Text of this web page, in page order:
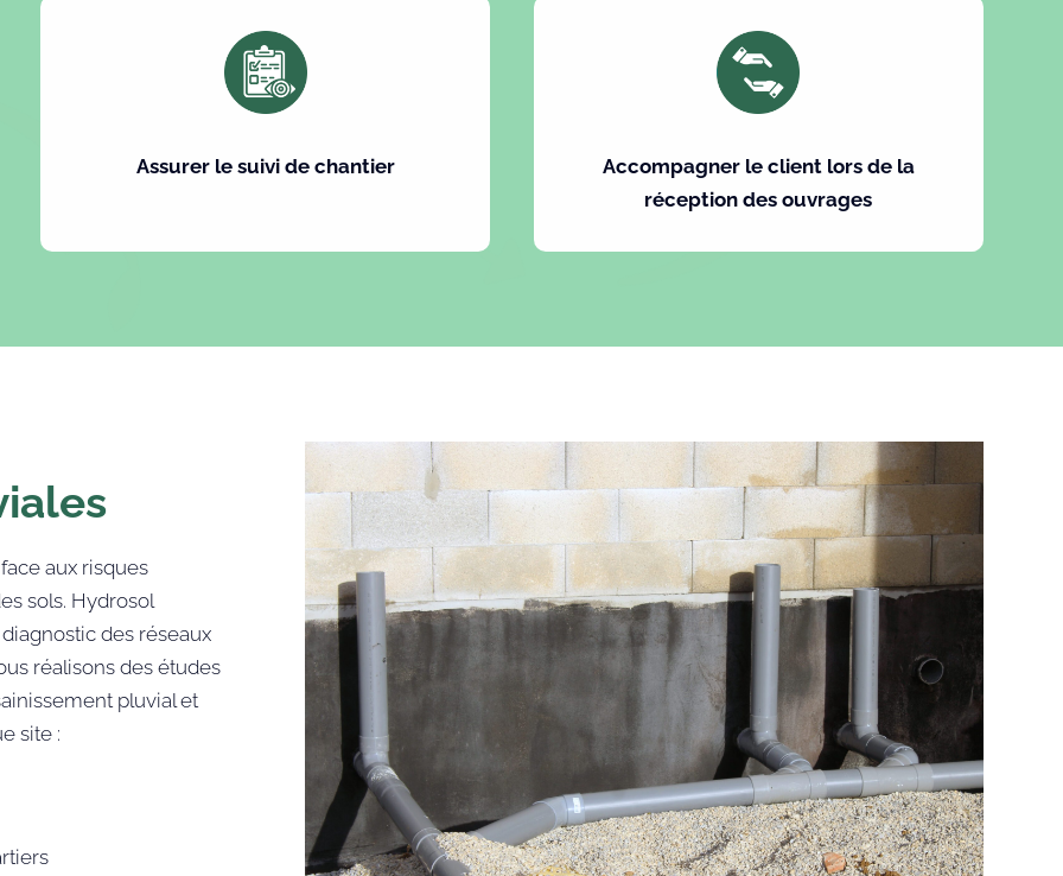
Assurer le suivi de chantier
Accompagner le client lors de la
réception des ouvrages
aux risques
sols. Hydrosol
des réseaux
réalisons des études
pluvial et
site :